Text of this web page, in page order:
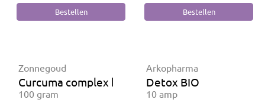
Zonnegoud
Curcuma complex kruidenthee
100 gram
Arkopharma
Detox BIO
10 amp